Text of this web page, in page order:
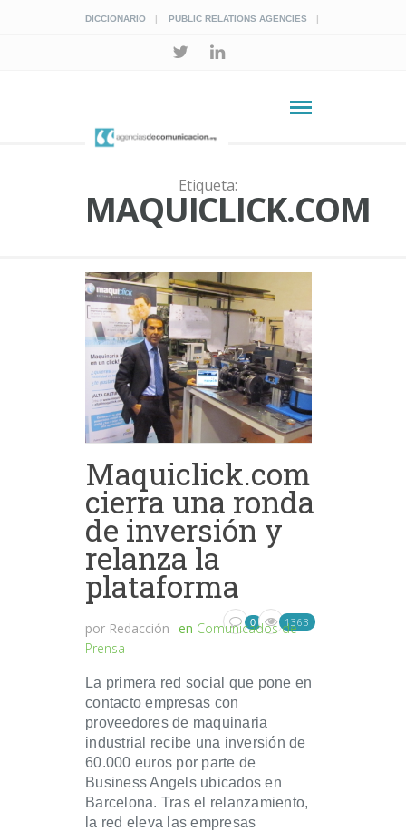
DICCIONARIO PUBLIC RELATIONS AGENCIES
Etiqueta:
MAQUICLICK.COM
Maquiclick.com
cierra una ronda
de inversión y
relanza la
plataforma
por Redacción en Comunicados de
Prensa
0 1363
La primera red social que pone en
contacto empresas con
proveedores de maquinaria
industrial recibe una inversión de
60.000 euros por parte de
Business Angels ubicados en
Barcelona. Tras el relanzamiento,
la red eleva las empresas